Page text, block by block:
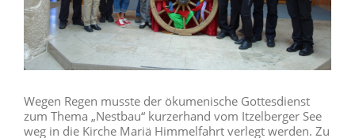
Wegen Regen musste der ökumenische Gottesdienst
zum Thema „Nestbau“ kurzerhand vom Itzelberger See
weg in die Kirche Mariä Himmelfahrt verlegt werden. Zu